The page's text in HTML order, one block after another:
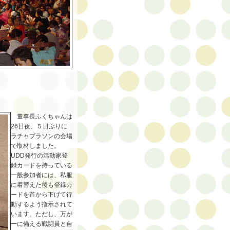
董事長ふくちゃんは
26日夜、５日ぶりに
ラチャプラソンの会場
で取材しました。
UDD発行の活動家登
録カードを持っている
一般参加者には、私服
に着替えた後も登録カ
ードを首から下げて行
動するよう指示されて
います。ただし、万が
一に備える戦闘員と自